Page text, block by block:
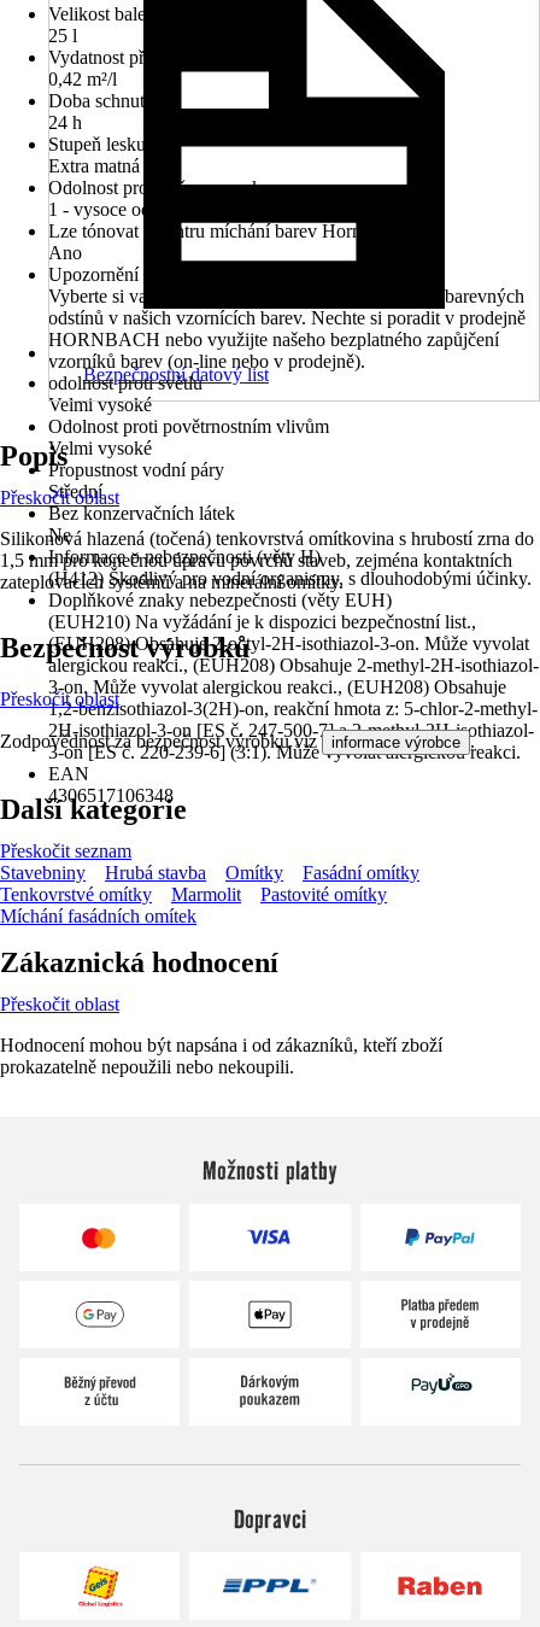
Velikost balení
25 l
Vydatnost při jednom nátěru
0,42 m²/l
Doba schnutí cca
24 h
Stupeň lesku
Extra matná
Odolnost proti otěru za mokra
1 - vysoce odolné proti oděru
Lze tónovat v centru míchání barev Hornbach
Ano
Upozornění k výběru barev
Vyberte si vaši oblíbenou barvu z velkého množství barevných
odstínů v našich vzornících barev. Nechte si poradit v prodejně
HORNBACH nebo využijte našeho bezplatného zapůjčení
vzorníků barev (on-line nebo v prodejně).
odolnost proti světlu
Velmi vysoké
Odolnost proti povětrnostním vlivům
Velmi vysoké
Propustnost vodní páry
Střední
Bez konzervačních látek
Ne
Informace o nebezpečnosti (věty H)
(H412) Škodlivý pro vodní organismy, s dlouhodobými účinky.
Doplňkové znaky nebezpečnosti (věty EUH)
(EUH210) Na vyžádání je k dispozici bezpečnostní list.,
(EUH208) Obsahuje 2-octyl-2H-isothiazol-3-on. Může vyvolat
alergickou reakci., (EUH208) Obsahuje 2-methyl-2H-isothiazol-
3-on. Může vyvolat alergickou reakci., (EUH208) Obsahuje
1,2-benzisothiazol-3(2H)-on, reakční hmota z: 5-chlor-2-methyl-
2H-isothiazol-3-on [ES č. 247-500-7] a 2-methyl-2H-isothiazol-
3-on [ES č. 220-239-6] (3:1). Může vyvolat alergickou reakci.
EAN
4306517106348
Bezpečnostní datový list
Popis
Přeskočit oblast
Silikonová hlazená (točená) tenkovrstvá omítkovina s hrubostí zrna do
1,5 mm pro konečnou úpravu povrchů staveb, zejména kontaktních
zateplovacích systémů a na minerální omítky.
Bezpečnost výrobků
Přeskočit oblast
Zodpovědnost za bezpečnost výrobku viz informace výrobce .
Další kategorie
Přeskočit seznam
Stavebniny
Hrubá stavba Omítky
Fasádní omítky
Tenkovrstvé omítky
Marmolit
Pastovité omítky
Míchání fasádních omítek
Zákaznická hodnocení
Přeskočit oblast
Hodnocení mohou být napsána i od zákazníků, kteří zboží
prokazatelně nepoužili nebo nekoupili.
Možnosti platby
Dopravci